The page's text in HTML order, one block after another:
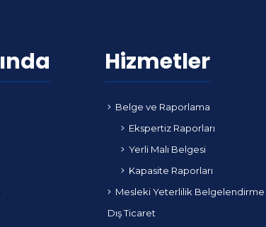
Hizmetler
Belge ve Raporlama
Ekspertiz Raporları
Yerli Malı Belgesi
Kapasite Raporları
Mesleki Yeterlilik Belgelendirme
Dış Ticaret